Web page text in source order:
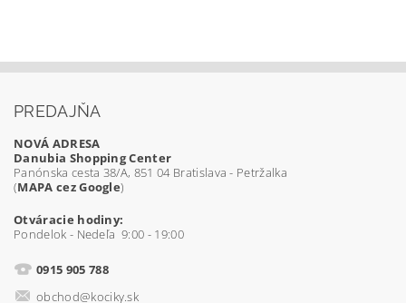
PREDAJŇA
NOVÁ ADRESA
Danubia Shopping Center
Panónska cesta 38/A, 851 04 Bratislava - Petržalka
(MAPA cez Google)
Otváracie hodiny:
Pondelok - Nedeľa 9:00 - 19:00
0915 905 788
obchod@kociky.sk